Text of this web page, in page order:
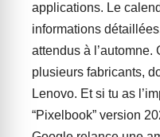
applications. Le
informations
attendus à
plusieurs fabricants,
Lenovo. Et si tu as
“Pixelbook” version